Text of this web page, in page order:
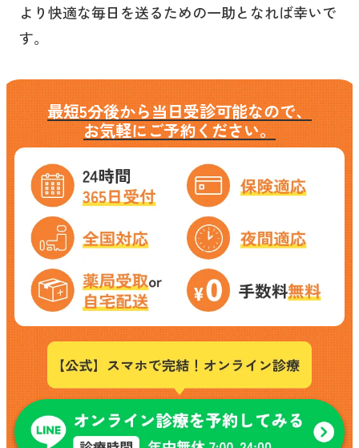
より快適な毎日を送るための一助となれば幸いで
す。
最短5分後から当日受診可能なので、
お気軽にご予約ください。